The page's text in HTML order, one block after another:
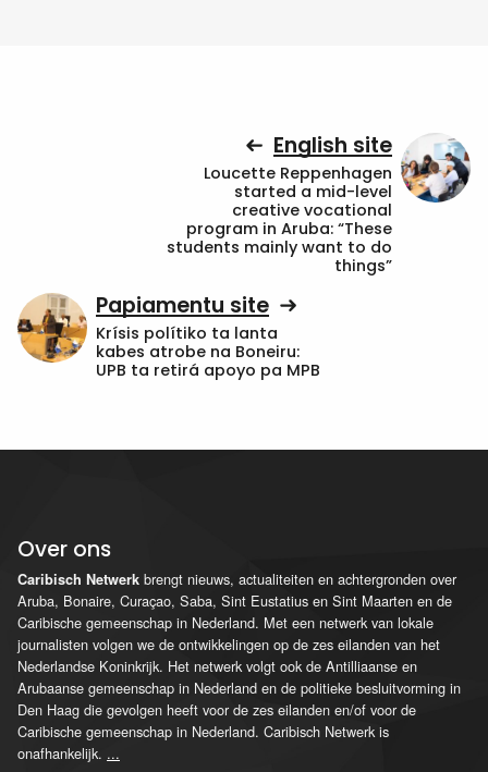
English site
Loucette Reppenhagen
started a mid-level
creative vocational
program in Aruba: “These
students mainly want to do
things”
Papiamentu site
Krísis polítiko ta lanta
kabes atrobe na Boneiru:
UPB ta retirá apoyo pa MPB
Over ons
Caribisch Netwerk brengt nieuws, actualiteiten en achtergronden over
Aruba, Bonaire, Curaçao, Saba, Sint Eustatius en Sint Maarten en de
Caribische gemeenschap in Nederland. Met een netwerk van lokale
journalisten volgen we de ontwikkelingen op de zes eilanden van het
Nederlandse Koninkrijk. Het netwerk volgt ook de Antilliaanse en
Arubaanse gemeenschap in Nederland en de politieke besluitvorming in
Den Haag die gevolgen heeft voor de zes eilanden en/of voor de
Caribische gemeenschap in Nederland. Caribisch Netwerk is
onafhankelijk. ...